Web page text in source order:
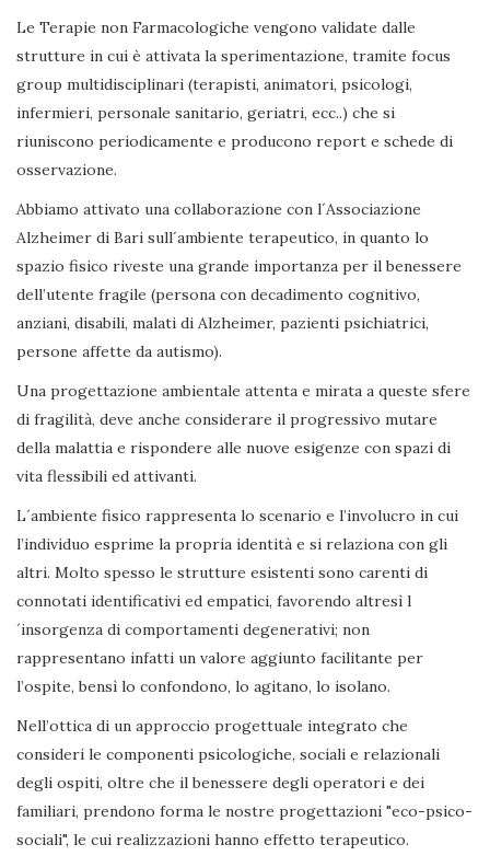
Le Terapie non Farmacologiche vengono validate dalle
strutture in cui è attivata la sperimentazione, tramite focus
group multidisciplinari (terapisti, animatori, psicologi,
infermieri, personale sanitario, geriatri, ecc..) che si
riuniscono periodicamente e producono report e schede di
osservazione.
Abbiamo attivato una collaborazione con l´Associazione
Alzheimer di Bari sull´ambiente terapeutico, in quanto lo
spazio fisico riveste una grande importanza per il benessere
dell’utente fragile (persona con decadimento cognitivo,
anziani, disabili, malati di Alzheimer, pazienti psichiatrici,
persone affette da autismo).
Una progettazione ambientale attenta e mirata a queste sfere
di fragilità, deve anche considerare il progressivo mutare
della malattia e rispondere alle nuove esigenze con spazi di
vita flessibili ed attivanti.
L´ambiente fisico rappresenta lo scenario e l’involucro in cui
l’individuo esprime la propria identità e si relaziona con gli
altri. Molto spesso le strutture esistenti sono carenti di
connotati identificativi ed empatici, favorendo altresì l
´insorgenza di comportamenti degenerativi; non
rappresentano infatti un valore aggiunto facilitante per
l’ospite, bensì lo confondono, lo agitano, lo isolano.
Nell’ottica di un approccio progettuale integrato che
consideri le componenti psicologiche, sociali e relazionali
degli ospiti, oltre che il benessere degli operatori e dei
familiari, prendono forma le nostre progettazioni "eco-psico-
sociali", le cui realizzazioni hanno effetto terapeutico.